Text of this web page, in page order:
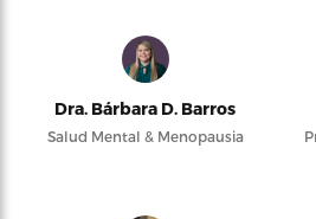
Dra. Bárbara D. Barros
Salud Mental & Menopausia